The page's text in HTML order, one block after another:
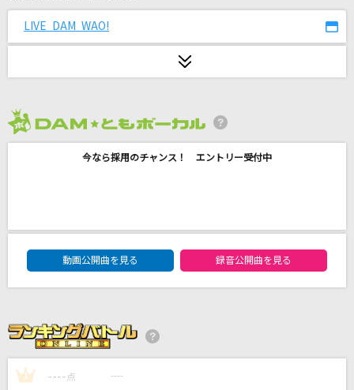
[生音]あふれる涙が伝うとき
裸足でSummer
HoneyWorks feat. かぴ
鱗(うろこ)
SUPER BEAVER
くちべにグラス
LIVE DAM WAO!
今なら採用のチャンス！ エントリー受付中
DAM★ともボーカルエントリーランキング
動画公開曲を見る
録音公開曲を見る
1 ---- 点 ----